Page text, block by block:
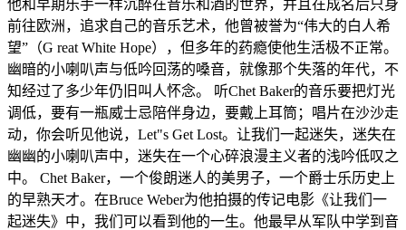
他和早期乐手一样沉醉在音乐和酒的世界，并且在成名后只身
前往欧洲，追求自己的音乐艺术，他曾被誉为“伟大的白人希
望”（G reat White Hope），但多年的药瘾使他生活极不正常。
幽暗的小喇叭声与低吟回荡的嗓音，就像那个失落的年代，不
知经过了多少年仍旧叫人怀念。 听Chet Baker的音乐要把灯光
调低，要有一瓶威士忌陪伴身边，要戴上耳筒；唱片在沙沙走
动，你会听见他说，Let"s Get Lost。让我们一起迷失，迷失在
幽幽的小喇叭声中，迷失在一个心碎浪漫主义者的浅吟低叹之
中。 Chet Baker，一个俊朗迷人的美男子，一个爵士乐历史上
的早熟天才。在Bruce Weber为他拍摄的传记电影《让我们一
起迷失》中，我们可以看到他的一生。他最早从军队中学到音